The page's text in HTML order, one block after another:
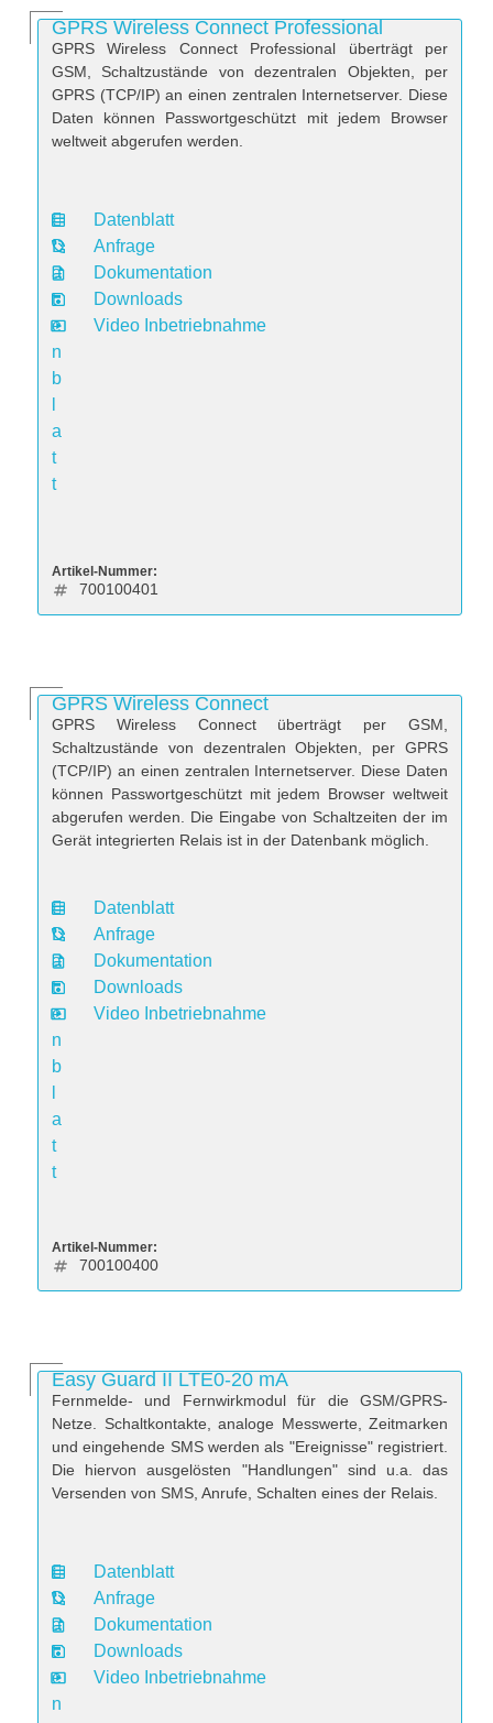
GPRS Wireless Connect Professional
GPRS Wireless Connect Professional überträgt per
GSM, Schaltzustände von dezentralen Objekten, per
GPRS (TCP/IP) an einen zentralen Internetserver. Diese
Daten können Passwortgeschützt mit jedem Browser
weltweit abgerufen werden.
D
a
t
e
n
b
a
t
t
Datenblatt
Anfrage
Dokumentation
Downloads
Video Inbetriebnahme
Artikel-Nummer:
700100401
GPRS Wireless Connect
GPRS Wireless Connect überträgt per GSM,
Schaltzustände von dezentralen Objekten, per GPRS
(TCP/IP) an einen zentralen Internetserver. Diese Daten
können Passwortgeschützt mit jedem Browser weltweit
abgerufen werden. Die Eingabe von Schaltzeiten der im
Gerät integrierten Relais ist in der Datenbank möglich.
D
a
t
e
n
b
a
t
t
Datenblatt
Anfrage
Dokumentation
Downloads
Video Inbetriebnahme
Artikel-Nummer:
700100400
Easy Guard II LTE0-20 mA
Fernmelde- und Fernwirkmodul für die GSM/GPRS-
Netze. Schaltkontakte, analoge Messwerte, Zeitmarken
und eingehende SMS werden als "Ereignisse" registriert.
Die hiervon ausgelösten "Handlungen" sind u.a. das
Versenden von SMS, Anrufe, Schalten eines der Relais.
D
a
t
e
n
Datenblatt
Anfrage
Dokumentation
Downloads
Video Inbetriebnahme